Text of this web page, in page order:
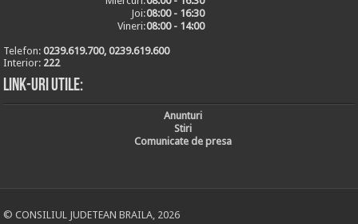
Joi:08:00 - 16:30
Vineri:08:00 - 14:00
Telefon:0239.619.700, 0239.619.600
Interior: 222
Link-uri utile:
Anunturi
Stiri
Comunicate de presa
© CONSILIUL JUDETEAN BRAILA, 2026